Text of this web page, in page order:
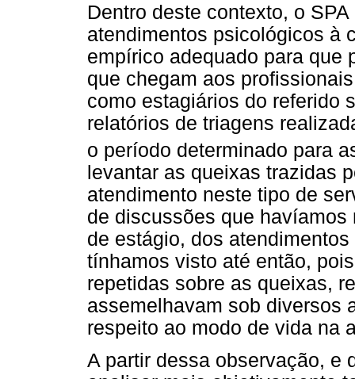
Dentro deste contexto, o
atendimentos psicológicos à
empírico adequado para que
que chegam aos
como estagiários do referido
relatórios de triagens
o período determinado para
levantar as queixas trazidas
atendimento neste tipo de
de discussões que
de estágio, dos
tínhamos visto até então,
repetidas sobre as queixas,
assemelhavam sob diversos
respeito ao modo de vida na
A partir dessa observação, e